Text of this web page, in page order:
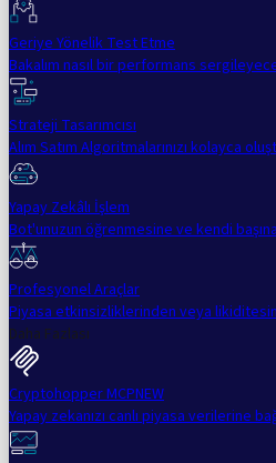
Geriye Yönelik Test Etme
Bakalım nasıl bir performans
Strateji Tasarımcısı
Alım Satım Algoritmalarınızı kolayca
Yapay Zekâlı İşlem
Bot'unuzun öğrenmesine ve kendi
Profesyonel Araçlar
Piyasa etkinsizliklerinden veya
Daha Fazlası
Cryptohopper MCPNEW
Yapay zekanızı canlı piyasa verilerine